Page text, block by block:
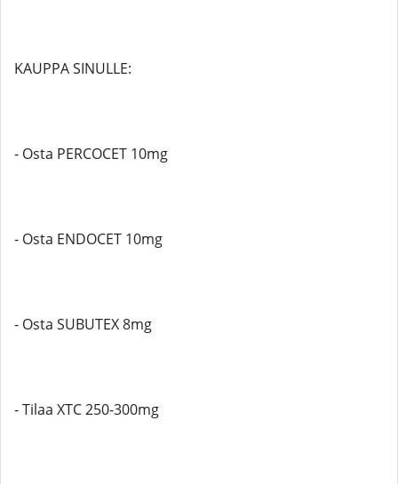
KAUPPA SINULLE:
- Osta PERCOCET 10mg
- Osta ENDOCET 10mg
- Osta SUBUTEX 8mg
- Tilaa XTC 250-300mg